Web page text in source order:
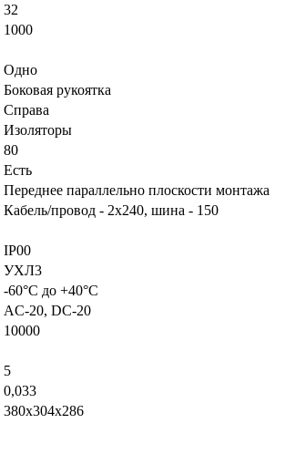
32
1000
Одно
Боковая рукоятка
Справа
Изоляторы
80
Есть
Переднее параллельно плоскости монтажа
Кабель/провод - 2х240, шина - 150
IP00
УХЛ3
-60°С до +40°С
AC-20, DC-20
10000
5
0,033
380х304х286